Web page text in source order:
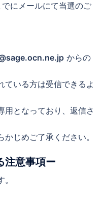
でにメールにて当選のご
からの
ている方は受信できるよ
用となっており、返信さ
じめご了承ください。
注意事項ー